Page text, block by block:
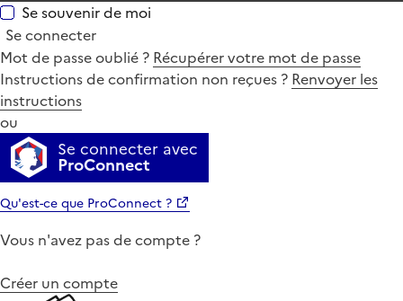
Se souvenir de moi
Se connecter
Mot de passe oublié ? Récupérer votre mot de passe
Instructions de confirmation non reçues ? Renvoyer les
instructions
ou
Se connecter avec
ProConnect
Qu'est-ce que ProConnect ?
Vous n'avez pas de compte ?
Créer un compte